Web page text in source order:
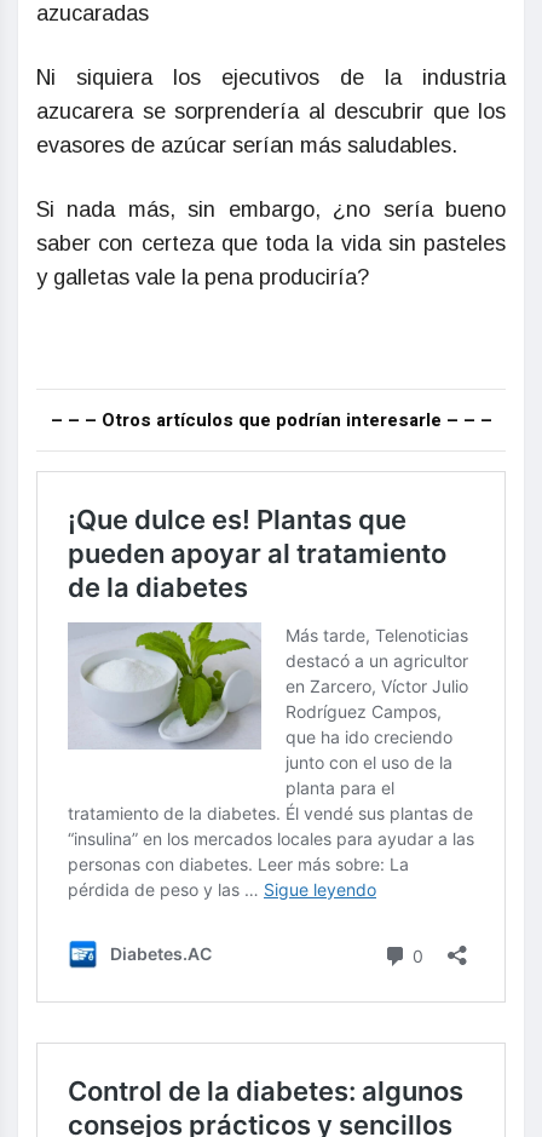
azucaradas
Ni siquiera los ejecutivos de la industria
azucarera se sorprendería al descubrir que los
evasores de azúcar serían más saludables.
Si nada más, sin embargo, ¿no sería bueno
saber con certeza que toda la vida sin pasteles
y galletas vale la pena produciría?
– – – Otros artículos que podrían interesarle – – –